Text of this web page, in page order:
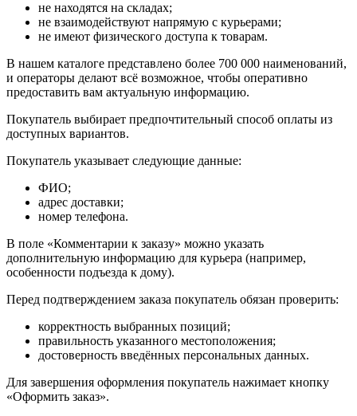
не находятся на складах;
не взаимодействуют напрямую с курьерами;
не имеют физического доступа к товарам.
В нашем каталоге представлено более 700 000 наименований,
и операторы делают всё возможное, чтобы оперативно
предоставить вам актуальную информацию.
Покупатель выбирает предпочтительный способ оплаты из
доступных вариантов.
Покупатель указывает следующие данные:
ФИО;
адрес доставки;
номер телефона.
В поле «Комментарии к заказу» можно указать
дополнительную информацию для курьера (например,
особенности подъезда к дому).
Перед подтверждением заказа покупатель обязан проверить:
корректность выбранных позиций;
правильность указанного местоположения;
достоверность введённых персональных данных.
Для завершения оформления покупатель нажимает кнопку
«Оформить заказ».